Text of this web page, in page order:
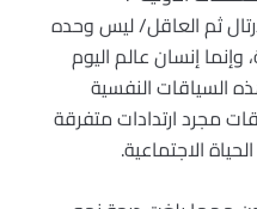
ثم العاقل/ ليس وحده
إنسان عالم اليوم
السياقات النفسية
مجرد ارتدادات متفرقة
الاجتماعية.